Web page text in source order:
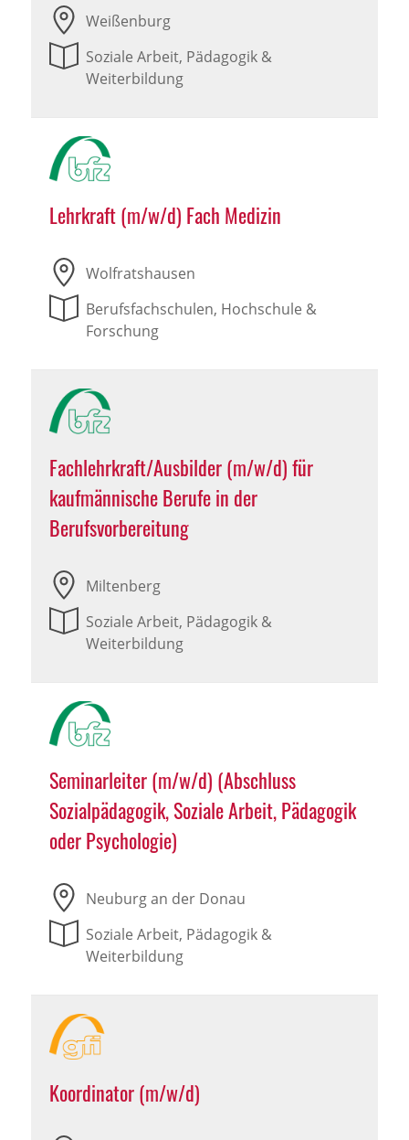
Weißenburg
Soziale Arbeit, Pädagogik &
Weiterbildung
Lehrkraft (m/w/d) Fach Medizin
Wolfratshausen
Berufsfachschulen, Hochschule &
Forschung
Fachlehrkraft/Ausbilder (m/w/d) für
kaufmännische Berufe in der
Berufsvorbereitung
Miltenberg
Soziale Arbeit, Pädagogik &
Weiterbildung
Seminarleiter (m/w/d) (Abschluss
Sozialpädagogik, Soziale Arbeit, Pädagogik
oder Psychologie)
Neuburg an der Donau
Soziale Arbeit, Pädagogik &
Weiterbildung
Koordinator (m/w/d)